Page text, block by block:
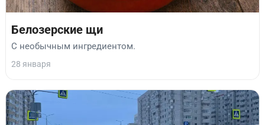
Белозерские щи
С необычным ингредиентом.
28 января